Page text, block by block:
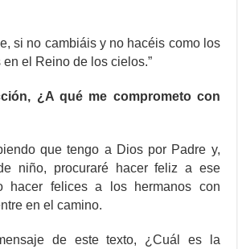
si no cambiáis y no hacéis como los
el Reino de los cielos.”
¿A qué me comprometo con
que tengo a Dios por Padre y,
niño, procuraré hacer feliz a ese
hacer felices a los hermanos con
en el camino.
de este texto, ¿Cuál es la